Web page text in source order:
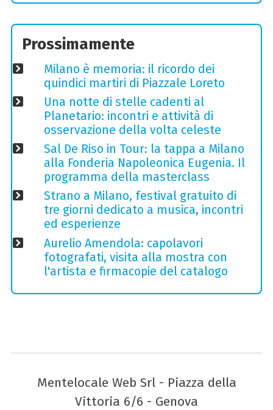
Prossimamente
Milano è memoria: il ricordo dei
quindici martiri di Piazzale Loreto
Una notte di stelle cadenti al
Planetario: incontri e attività di
osservazione della volta celeste
Sal De Riso in Tour: la tappa a Milano
alla Fonderia Napoleonica Eugenia. Il
programma della masterclass
Strano a Milano, festival gratuito di
tre giorni dedicato a musica, incontri
ed esperienze
Aurelio Amendola: capolavori
fotografati, visita alla mostra con
l'artista e firmacopie del catalogo
Mentelocale Web Srl - Piazza della
Vittoria 6/6 - Genova